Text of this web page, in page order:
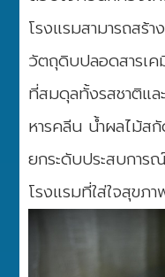
โรงแรมสามารถสร้
วัตถุดิบปลอดสารเ
ที่สมดุลทั้งรสชาติแล
หารคลีน น้ำผลไม้ส
ยกระดับประสบการ
โรงแรมที่ใส่ใจสุขภ